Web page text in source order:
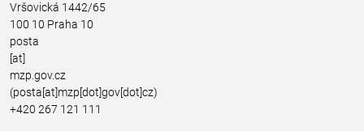
Vršovická 1442/65
100 10 Praha 10
posta
[at]
mzp.gov.cz
(posta[at]mzp[dot]gov[dot]cz)
+420 267 121 111